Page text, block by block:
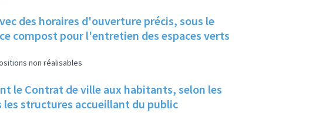
des horaires d'ouverture précis, sous le
non réalisables
le Contrat de ville aux habitants, selon les
les structures accueillant du public